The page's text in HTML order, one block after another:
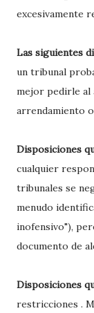
excesivamente
Las siguientes
un tribunal
mejor pedirle al
arrendamiento
Disposiciones
cualquier
tribunales se
menudo
inofensivo"),
documento de
Disposiciones
restricciones .